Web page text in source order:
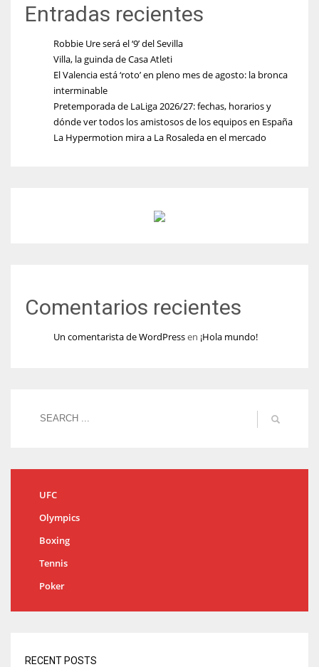
Entradas recientes
Robbie Ure será el ‘9’ del Sevilla
Villa, la guinda de Casa Atleti
El Valencia está ‘roto’ en pleno mes de agosto: la bronca
interminable
Pretemporada de LaLiga 2026/27: fechas, horarios y
dónde ver todos los amistosos de los equipos en España
La Hypermotion mira a La Rosaleda en el mercado
Comentarios recientes
Un comentarista de WordPressen ¡Hola mundo!
UFC
Olympics
Boxing
Tennis
Poker
RECENT POSTS